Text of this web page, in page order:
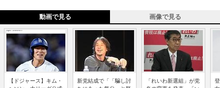
動画で見る 画像で見る
【ドジャース】キム・
新党結成で「「騙し討
「れいわ新選組」が党